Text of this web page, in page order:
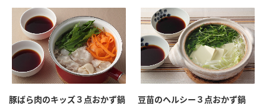
つゆ たれ
スープ 中華
クイック調味料 レモン果汁
カンタン酢
お酢ドリンク
味ぽん
ぽん酢
かおりの蔵
ミツカングループについて
企業理念
ミツカンの歴史
ミツカンを知る
環境への取り組み
採用情報
豚ばら肉のキッズ３点おかず鍋 豆苗のヘルシー３点おかず鍋